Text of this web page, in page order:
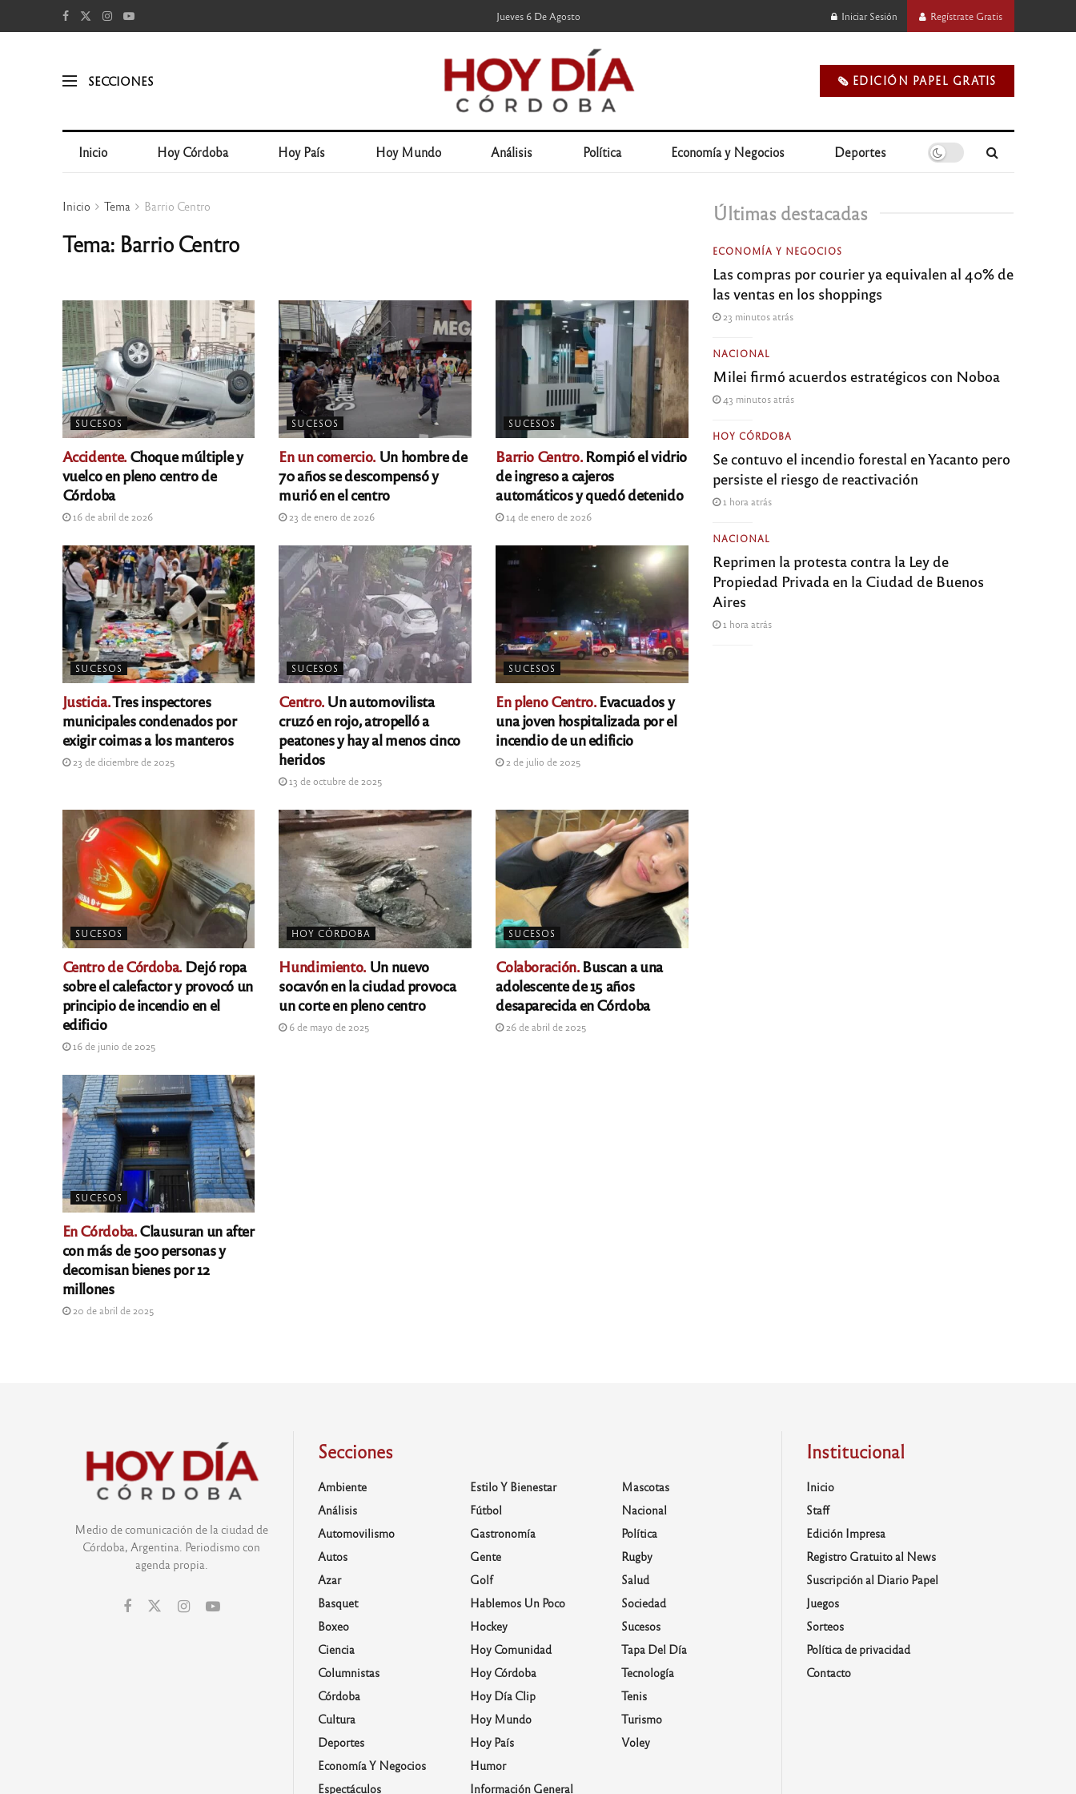
Jueves 6 De Agosto Iniciar Sesión Regístrate Gratis
SECCIONES 🗞️ EDICIÓN PAPEL GRATIS
Inicio Hoy Córdoba Hoy País Hoy Mundo Análisis Política Economía y Negocios Deportes
Inicio Tema Barrio Centro
Tema: Barrio Centro
SUCESOS
Accidente.Choque múltiple y
vuelco en pleno centro de
Córdoba
16 de abril de 2026
SUCESOS
En un comercio.Un hombre de
70 años se descompensó y
murió en el centro
23 de enero de 2026
SUCESOS
Barrio Centro.Rompió el vidrio
de ingreso a cajeros
automáticos y quedó detenido
14 de enero de 2026
SUCESOS
Justicia.Tres inspectores
municipales condenados por
exigir coimas a los manteros
23 de diciembre de 2025
SUCESOS
Centro.Un automovilista
cruzó en rojo, atropelló a
peatones y hay al menos cinco
heridos
13 de octubre de 2025
SUCESOS
En pleno Centro.Evacuados y
una joven hospitalizada por el
incendio de un edificio
2 de julio de 2025
SUCESOS
Centro de Córdoba. Dejó ropa
sobre el calefactor y provocó un
principio de incendio en el
edificio
16 de junio de 2025
HOY CÓRDOBA
Hundimiento. Un nuevo
socavón en la ciudad provoca
un corte en pleno centro
6 de mayo de 2025
SUCESOS
Colaboración.Buscan a una
adolescente de 15 años
desaparecida en Córdoba
26 de abril de 2025
SUCESOS
En Córdoba.Clausuran un after
con más de 500 personas y
decomisan bienes por 12
millones
20 de abril de 2025
Últimas destacadas
ECONOMÍA Y NEGOCIOS
Las compras por courier ya equivalen al 40% de
las ventas en los shoppings
23 minutos atrás
NACIONAL
Milei firmó acuerdos estratégicos con Noboa
43 minutos atrás
HOY CÓRDOBA
Se contuvo el incendio forestal en Yacanto pero
persiste el riesgo de reactivación
1 hora atrás
NACIONAL
Reprimen la protesta contra la Ley de
Propiedad Privada en la Ciudad de Buenos
Aires
1 hora atrás
Medio de comunicación de la ciudad de
Córdoba, Argentina. Periodismo con
agenda propia.
Secciones
Ambiente
Análisis
Automovilismo
Autos
Azar
Basquet
Boxeo
Ciencia
Columnistas
Córdoba
Cultura
Deportes
Economía Y Negocios
Espectáculos
Estilo Y Bienestar
Fútbol
Gastronomía
Gente
Golf
Hablemos Un Poco
Hockey
Hoy Comunidad
Hoy Córdoba
Hoy Día Clip
Hoy Mundo
Hoy País
Humor
Información General
Mascotas
Nacional
Política
Rugby
Salud
Sociedad
Sucesos
Tapa Del Día
Tecnología
Tenis
Turismo
Voley
Institucional
Inicio
Staff
Edición Impresa
Registro Gratuito al News
Suscripción al Diario Papel
Juegos
Sorteos
Política de privacidad
Contacto